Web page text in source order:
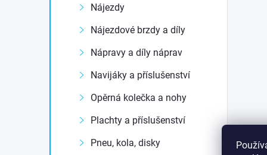
Nájezdy
Nájezdové brzdy a díly
Nápravy a díly náprav
Navijáky a příslušenství
Opěrná kolečka a nohy
Plachty a příslušenství
Pneu, kola, disky